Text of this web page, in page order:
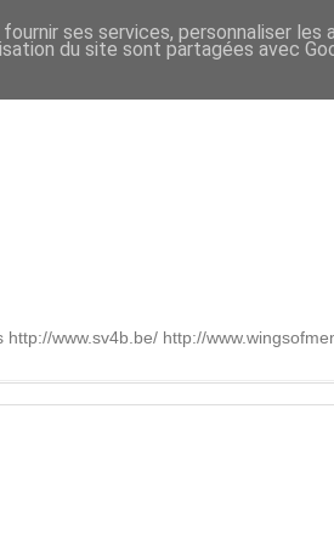
www.sv4b.be/ http://
ses services, personnaliser les
du site sont partagées avec